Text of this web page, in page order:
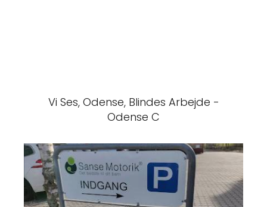
Vi Ses, Odense, Blindes Arbejde -
Odense C